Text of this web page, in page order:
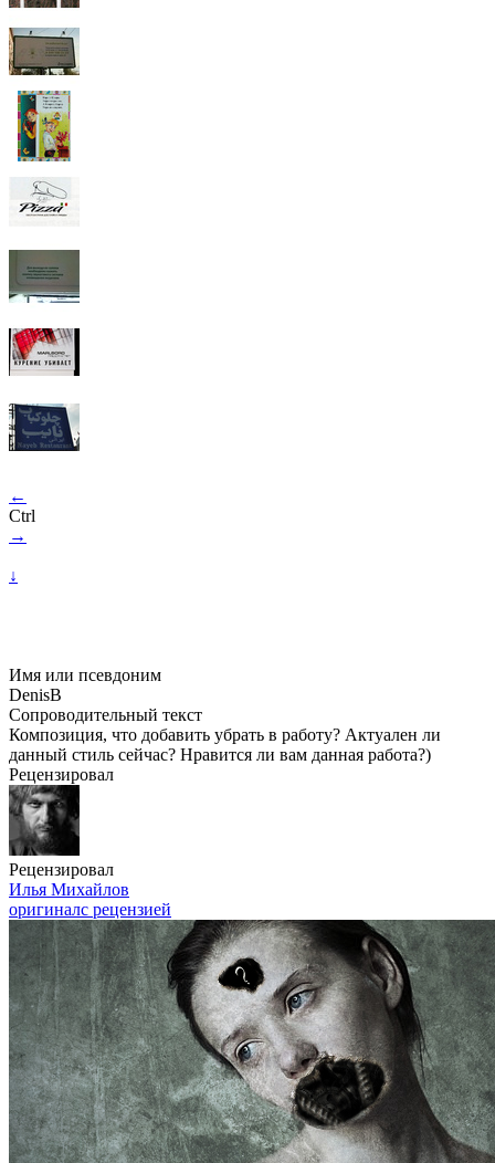
←
Ctrl
→
↓
Имя или псевдоним
DenisB
Сопроводительный текст
Композиция, что добавить убрать в работу? Актуален ли
данный стиль сейчас? Нравится ли вам данная работа?)
Рецензировал
Рецензировал
Илья Михайлов
оригиналс рецензией